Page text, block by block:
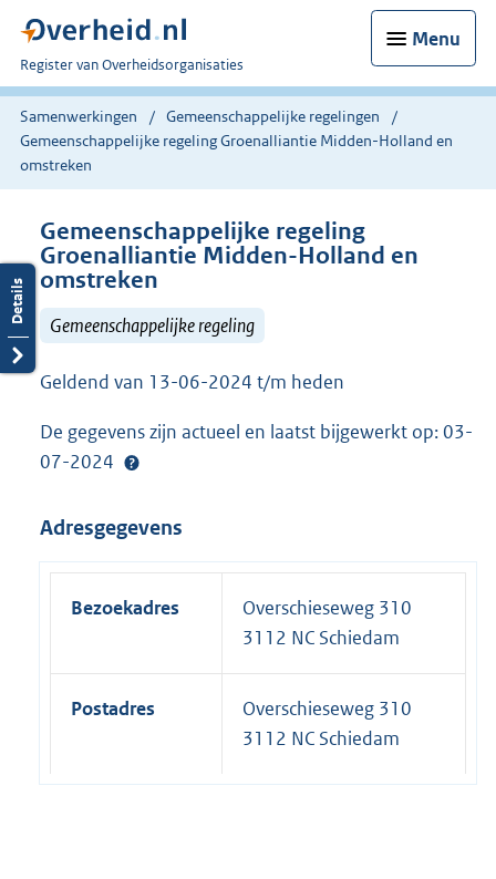
Menu
U
bent
nu
hier:
Register van Overheidsorganisaties
Samenwerkingen
Gemeenschappelijke regelingen
Gemeenschappelijke regeling Groenalliantie Midden-Holland en
omstreken
Gemeenschappelijke regeling
Groenalliantie Midden-Holland en
omstreken
Gemeenschappelijke regeling
Geldend van 13-06-2024 t/m heden
De gegevens zijn actueel en laatst bijgewerkt op: 03-
07-2024
Adresgegevens
Bezoekadres
Overschieseweg 310
3112 NC Schiedam
Postadres
Overschieseweg 310
3112 NC Schiedam